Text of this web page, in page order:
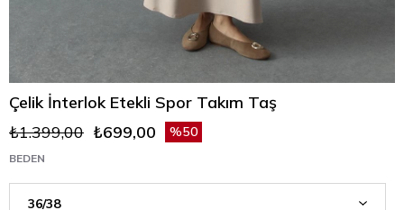
Çelik İnterlok Etekli Spor Takım Taş
₺1.399,00 ₺699,00 50
BEDEN